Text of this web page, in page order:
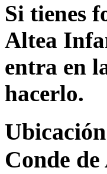
Si tienes
Altea
entra en
hacerlo.
Conde